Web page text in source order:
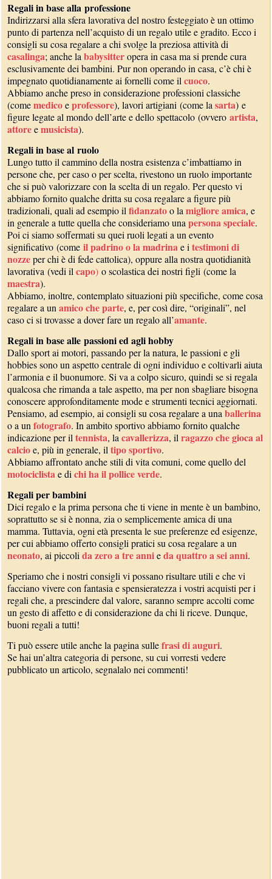
Regali in base alla professione
Indirizzarsi alla sfera lavorativa del nostro festeggiato è un ottimo
punto di partenza nell’acquisto di un regalo utile e gradito. Ecco i
consigli su cosa regalare a chi svolge la preziosa attività di
casalinga; anche lababysitteropera in casa ma si prende cura
esclusivamente dei bambini. Pur non operando in casa, c’è chi è
impegnato quotidianamente ai fornelli come ilcuoco.
Abbiamo anche preso in considerazione professioni classiche
(comemedicoeprofessore), lavori artigiani (come lasarta) e
figure legate al mondo dell’arte e dello spettacolo (ovveroartista,
attoreemusicista).
Regali in base al ruolo
Lungo tutto il cammino della nostra esistenza c’imbattiamo in
persone che, per caso o per scelta, rivestono un ruolo importante
che si può valorizzare con la scelta di un regalo. Per questo vi
abbiamo fornito qualche dritta su cosa regalare a figure più
tradizionali, quali ad esempio ilfidanzatoo lamigliore amica, e
in generale a tutte quella che consideriamo unapersona speciale.
Poi ci siamo soffermati su quei ruoli legati a un evento
significativo (comeil padrino o la madrinae itestimoni di
nozzeper chi è di fede cattolica), oppure alla nostra quotidianità
lavorativa (vedi ilcapo)o scolastica dei nostri figli (come la
maestra).
Abbiamo, inoltre, contemplato situazioni più specifiche, come cosa
regalare a unamico che parte, e, per così dire, “originali”, nel
caso ci si trovasse a dover fare un regalo all’amante.
Regali in base alle passioni ed agli hobby
Dallo sport ai motori, passando per la natura, le passioni e gli
hobbies sono un aspetto centrale di ogni individuo e coltivarli aiuta
l’armonia e il buonumore. Si va a colpo sicuro, quindi se si regala
qualcosa che rimanda a tale aspetto, ma per non sbagliare bisogna
conoscere approfonditamente mode e strumenti tecnici aggiornati.
Pensiamo, ad esempio, ai consigli su cosa regalare a unaballerina
o a unfotografo. In ambito sportivo abbiamo fornito qualche
indicazione per iltennista, lacavallerizza, ilragazzo che gioca al
calcioe, più in generale, iltipo sportivo.
Abbiamo affrontato anche stili di vita comuni, come quello del
motociclistae dichi ha il pollice verde.
Regali per bambini
Dici regalo e la prima persona che ti viene in mente è un bambino,
soprattutto se si è nonna, zia o semplicemente amica di una
mamma. Tuttavia, ogni età presenta le sue preferenze ed esigenze,
per cui abbiamo offerto consigli pratici su cosa regalare a un
neonato, ai piccolida zero a tre annieda quattro a sei anni.
Speriamo che i nostri consigli vi possano risultare utili e che vi
facciano vivere con fantasia e spensieratezza i vostri acquisti per i
regali che, a prescindere dal valore, saranno sempre accolti come
un gesto di affetto e di considerazione da chi li riceve. Dunque,
buoni regali a tutti!
Ti può essere utile anche la pagina sullefrasi di auguri.
Se hai un’altra categoria di persone, su cui vorresti vedere
pubblicato un articolo, segnalalo nei commenti!